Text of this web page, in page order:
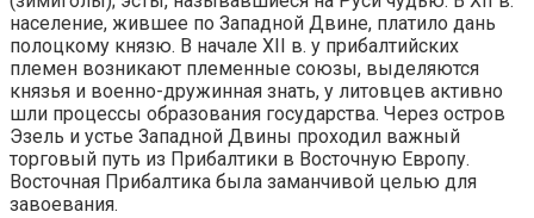
население, жившее по Западной Двине, платило дань
полоцкому князю. В начале XII в. у прибалтийских
племен возникают племенные союзы, выделяются
князья и военно-дружинная знать, у литовцев активно
шли процессы образования государства. Через остров
Эзель и устье Западной Двины проходил важный
торговый путь из Прибалтики в Восточную Европу.
Восточная Прибалтика была заманчивой целью для
завоевания.